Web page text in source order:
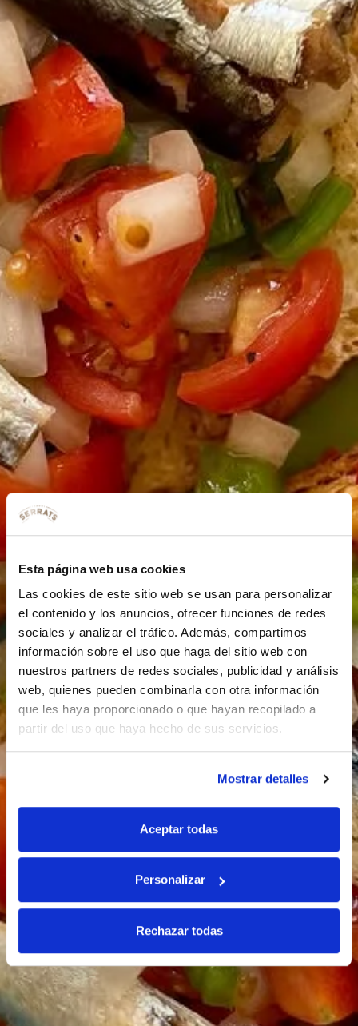
Esta página web usa cookies
Las cookies de este sitio web se usan para personalizar
el contenido y los anuncios, ofrecer funciones de redes
sociales y analizar el tráfico. Además, compartimos
información sobre el uso que haga del sitio web con
nuestros partners de redes sociales, publicidad y análisis
web, quienes pueden combinarla con otra información
que les haya proporcionado o que hayan recopilado a
partir del uso que haya hecho de sus servicios.
Mostrar detalles
Aceptar todas
Personalizar
Rechazar todas